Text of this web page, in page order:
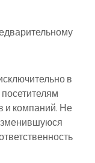
в
и компаний. Не